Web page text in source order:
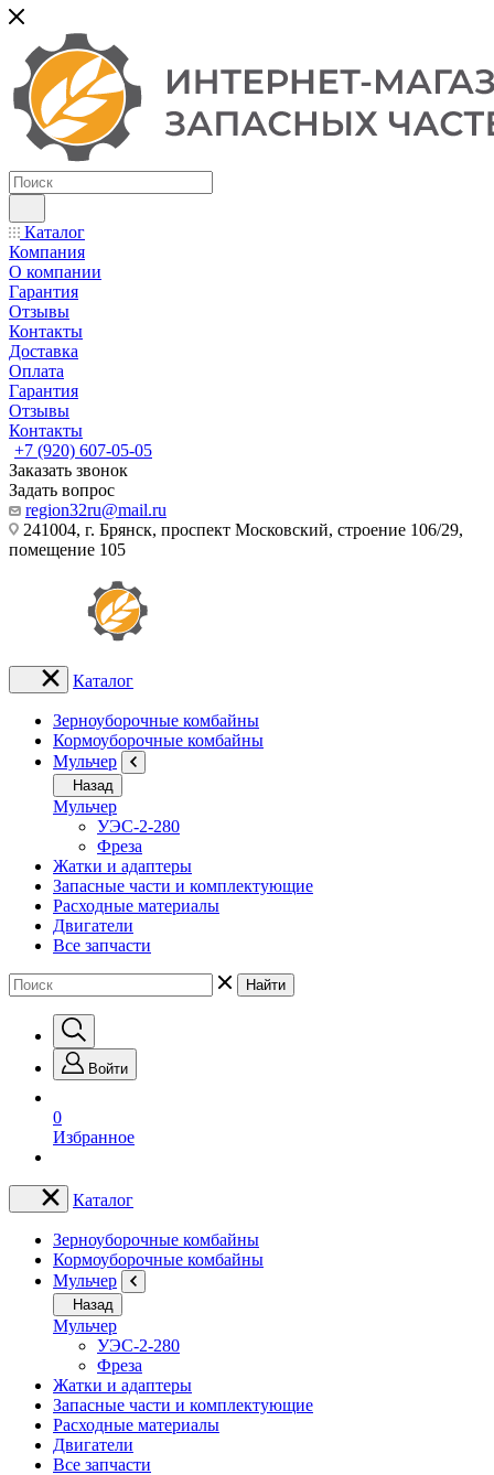
Каталог
Компания
О компании
Гарантия
Отзывы
Контакты
Доставка
Оплата
Гарантия
Отзывы
Контакты
+7 (920) 607-05-05
Заказать звонок
Задать вопрос
region32ru@mail.ru
241004, г. Брянск, проспект Московский, строение 106/29,
помещение 105
Каталог
Зерноуборочные комбайны
Кормоуборочные комбайны
Мульчер
Назад
Мульчер
УЭС-2-280
Фреза
Жатки и адаптеры
Запасные части и комплектующие
Расходные материалы
Двигатели
Все запчасти
Найти
Войти
0
Избранное
Каталог
Зерноуборочные комбайны
Кормоуборочные комбайны
Мульчер
Назад
Мульчер
УЭС-2-280
Фреза
Жатки и адаптеры
Запасные части и комплектующие
Расходные материалы
Двигатели
Все запчасти